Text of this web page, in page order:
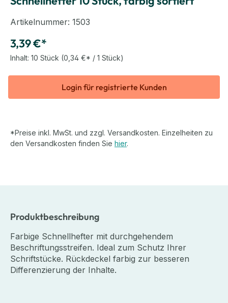
Artikelnummer: 1503
3,39 €*
Inhalt: 10 Stück (0,34 €* / 1 Stück)
Login für registrierte Kunden
*Preise inkl. MwSt. und zzgl. Versandkosten. Einzelheiten zu
den Versandkosten finden Sie hier.
Produktbeschreibung
Farbige Schnellhefter mit durchgehendem
Beschriftungsstreifen. Ideal zum Schutz Ihrer
Schriftstücke. Rückdeckel farbig zur besseren
Differenzierung der Inhalte.